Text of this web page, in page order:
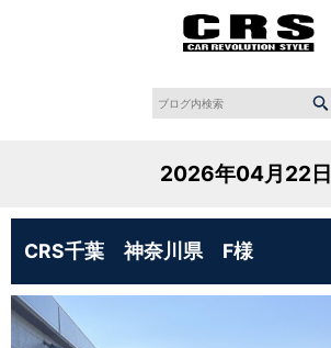
2026年04月22日
CRS千葉 神奈川県 F様